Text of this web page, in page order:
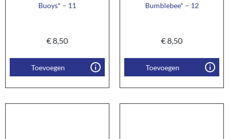
Buoys* – 11
€8,50
Toevoegen
Bumblebee* – 12
€8,50
Toevoegen